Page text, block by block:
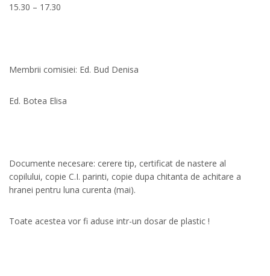
15.30 – 17.30
Membrii comisiei: Ed. Bud Denisa
Ed. Botea Elisa
Documente necesare: cerere tip, certificat de nastere al
copilului, copie C.I. parinti, copie dupa chitanta de achitare a
hranei pentru luna curenta (mai).
Toate acestea vor fi aduse intr-un dosar de plastic !